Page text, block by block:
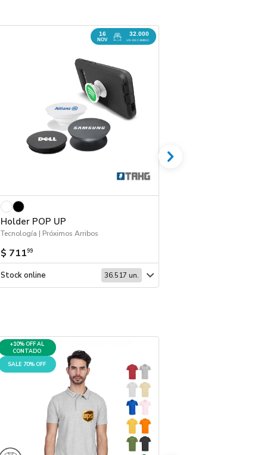
16
NOV
32.000
UN. EN CAMINO
Holder POP UP
Tecnología | Próximos Arribos
$ 71199
Stock online 36.517 un.
+10% OFF AL
CONTADO
SALE 70% OFF